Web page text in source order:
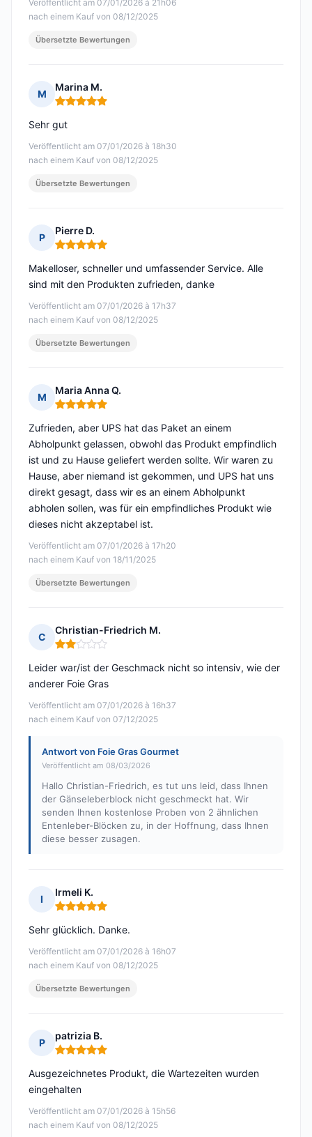
Veröffentlicht am 07/01/2026 à 21h06
nach einem Kauf von 08/12/2025
Übersetzte Bewertungen
M
Marina M.
Hinweis: 5 von 5
Veröffentlicht am 07/01/2026 à 18h30
nach einem Kauf von 08/12/2025
Sehr gut
Übersetzte Bewertungen
P
Pierre D.
Hinweis: 5 von 5
Veröffentlicht am 07/01/2026 à 17h37
nach einem Kauf von 08/12/2025
Makelloser, schneller und umfassender Service. Alle
sind mit den Produkten zufrieden, danke
Übersetzte Bewertungen
M
Maria Anna Q.
Hinweis: 5 von 5
Veröffentlicht am 07/01/2026 à 17h20
nach einem Kauf von 18/11/2025
Zufrieden, aber UPS hat das Paket an einem
Abholpunkt gelassen, obwohl das Produkt empfindlich
ist und zu Hause geliefert werden sollte. Wir waren zu
Hause, aber niemand ist gekommen, und UPS hat uns
direkt gesagt, dass wir es an einem Abholpunkt
abholen sollen, was für ein empfindliches Produkt wie
dieses nicht akzeptabel ist.
Übersetzte Bewertungen
C
Christian-Friedrich M.
Hinweis: 2 von 5
Veröffentlicht am 07/01/2026 à 16h37
nach einem Kauf von 07/12/2025
Leider war/ist der Geschmack nicht so intensiv, wie der
anderer Foie Gras
Antwort von Foie Gras Gourmet
Veröffentlicht am 08/03/2026
Hallo Christian-Friedrich, es tut uns leid, dass Ihnen
der Gänseleberblock nicht geschmeckt hat. Wir
senden Ihnen kostenlose Proben von 2 ähnlichen
Entenleber-Blöcken zu, in der Hoffnung, dass Ihnen
diese besser zusagen.
I
Irmeli K.
Hinweis: 5 von 5
Veröffentlicht am 07/01/2026 à 16h07
nach einem Kauf von 08/12/2025
Sehr glücklich. Danke.
Übersetzte Bewertungen
P
patrizia B.
Hinweis: 5 von 5
Veröffentlicht am 07/01/2026 à 15h56
nach einem Kauf von 08/12/2025
Ausgezeichnetes Produkt, die Wartezeiten wurden
eingehalten